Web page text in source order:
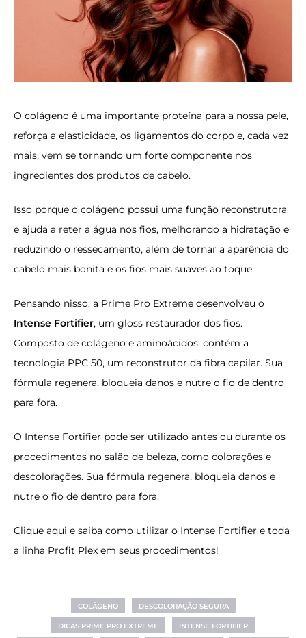
O colágeno é uma importante proteína para a nossa pele,
reforça a elasticidade, os ligamentos do corpo e, cada vez
mais, vem se tornando um forte componente nos
ingredientes dos produtos de cabelo.
Isso porque o colágeno possui uma função reconstrutora
e ajuda a reter a água nos fios, melhorando a hidratação e
reduzindo o ressecamento, além de tornar a aparência do
cabelo mais bonita e os fios mais suaves ao toque.
Pensando nisso, a Prime Pro Extreme desenvolveu o
Intense Fortifier, um gloss restaurador dos fios.
Composto de colágeno e aminoácidos, contém a
tecnologia PPC 50, um reconstrutor da fibra capilar. Sua
fórmula regenera, bloqueia danos e nutre o fio de dentro
para fora.
O Intense Fortifier pode ser utilizado antes ou durante os
procedimentos no salão de beleza, como colorações e
descolorações. Sua fórmula regenera, bloqueia danos e
nutre o fio de dentro para fora.
Clique aqui e saiba como utilizar o Intense Fortifier e toda
a linha Profit Plex em seus procedimentos!
COLÁGENO DESCOLORAÇÃO SEGURA
DICAS PRIME PRO EXTREME INTENSE FORTIFIER